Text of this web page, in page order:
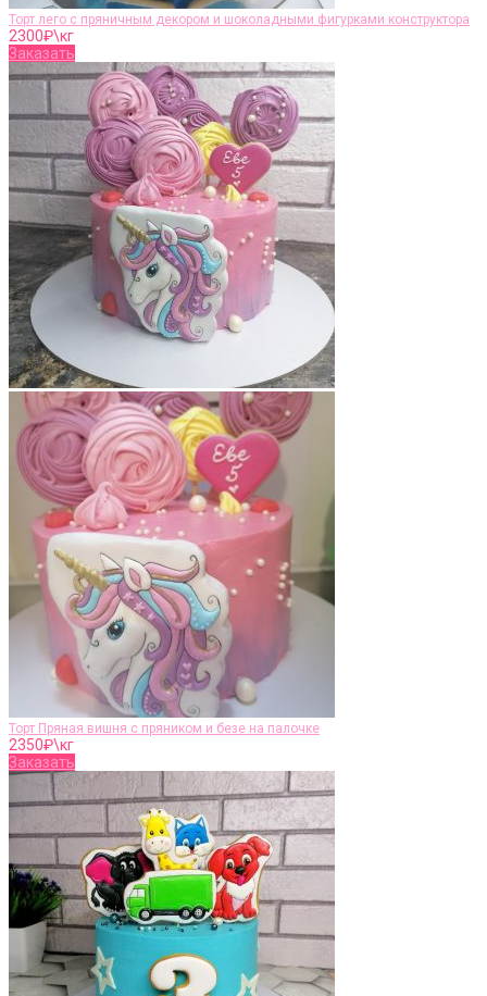
Торт лего с пряничным декором и шоколадными фигурками конструктора
2300₽\кг
Заказать
Торт Пряная вишня с пряником и безе на палочке
2350₽\кг
Заказать